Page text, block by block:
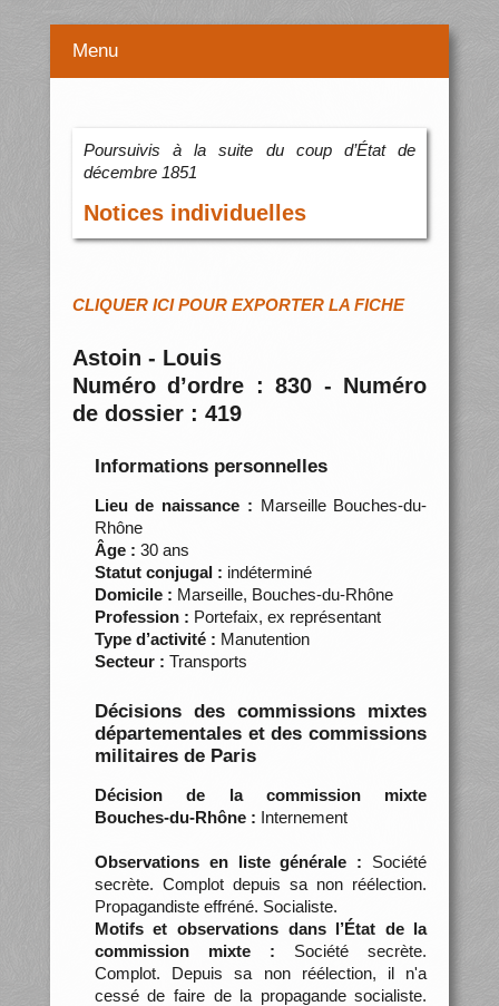
Menu
Poursuivis à la suite du coup d’État de
décembre 1851
Notices individuelles
CLIQUER ICI POUR EXPORTER LA FICHE
Astoin - Louis
Numéro d’ordre : 830 - Numéro
de dossier : 419
Informations personnelles
Lieu de naissance : Marseille Bouches-du-
Rhône
Âge : 30 ans
Statut conjugal : indéterminé
Domicile : Marseille, Bouches-du-Rhône
Profession : Portefaix, ex représentant
Type d’activité : Manutention
Secteur : Transports
Décisions des commissions mixtes
départementales et des commissions
militaires de Paris
Décision de la commission mixte
Bouches-du-Rhône : Internement
Observations en liste générale : Société
secrète. Complot depuis sa non réélection.
Propagandiste effréné. Socialiste.
Motifs et observations dans l’État de la
commission mixte : Société secrète.
Complot. Depuis sa non réélection, il n'a
cessé de faire de la propagande socialiste.